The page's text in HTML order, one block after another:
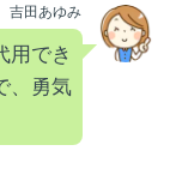
吉田あゆみ
用でき
、勇気